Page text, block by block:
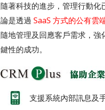
隨著科技的進步，管理行動
論是透過 SaaS 方式的公有雲
隨地管理及回應客戶需求，
鍵性的成功。
支援系統內部訊息及